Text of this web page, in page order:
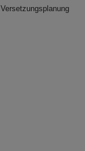
Versetzungsplanung